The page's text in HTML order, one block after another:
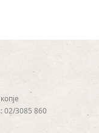
02/3085 860